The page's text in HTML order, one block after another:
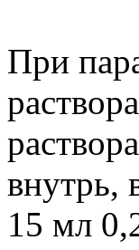
При
внутрь,
15 мл